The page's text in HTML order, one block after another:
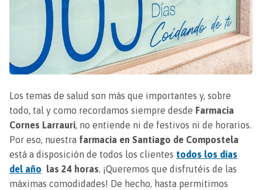
Los temas de salud son más que importantes y, sobre
todo, tal y como recordamos siempre desde Farmacia
Cornes Larrauri, no entiende ni de festivos ni de horarios.
Por eso, nuestra farmacia en Santiago de Compostela
está a disposición de todos los clientes todos los días
del año las 24 horas. ¡Queremos que disfrutéis de las
máximas comodidades! De hecho, hasta permitimos